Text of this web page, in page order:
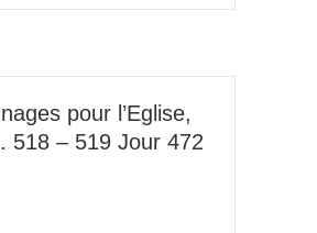
pour l’Eglise,
518 – 519 Jour 472